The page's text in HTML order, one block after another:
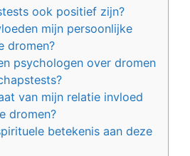
ook positief zijn?
mijn persoonlijke
dromen?
psychologen over dromen
van mijn relatie invloed
dromen?
betekenis aan deze